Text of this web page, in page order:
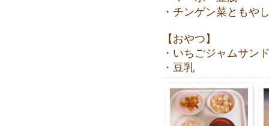
・チンゲン菜ともや
【おやつ】
・いちごジャムサン
・豆乳